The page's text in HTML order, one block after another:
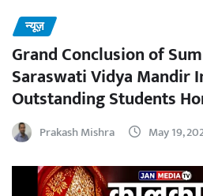
न्यूज़
Grand Conclusion of
Saraswati Vidya Mandir
Outstanding Students
Prakash Mishra May 19,